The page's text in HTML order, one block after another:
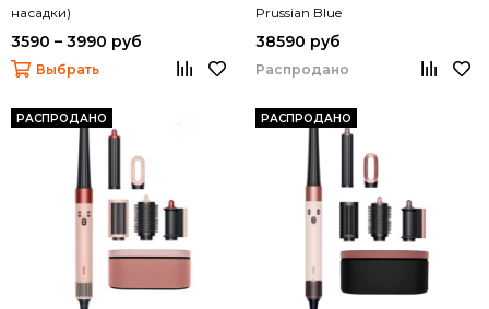
насадки)
3590 – 3990 руб
Выбрать
Prussian Blue
38590 руб
Распродано
РАСПРОДАНО РАСПРОДАНО